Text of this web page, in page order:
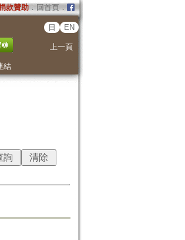
款贊助．回首頁．
日 EN
上一頁
結